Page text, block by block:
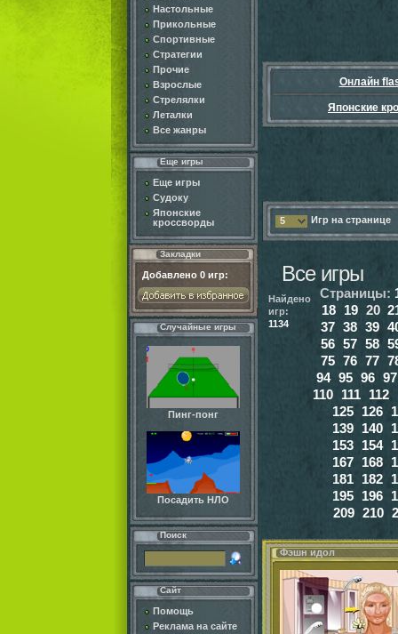
Настольные
Прикольные
Спортивные
Стратегии
Прочие
Взрослые
Стрелялки
Леталки
Все жанры
Еще игры
Еще игры
Судоку
Японские
кроссворды
Закладки
Добавлено 0 игр:
Случайные игры
Пинг-понг
Посадить НЛО
Поиск
Сайт
Помощь
Реклама на сайте
Онлайн
Японские
5 Игр на странице
Все игры
Найдено
игр:
1134
Страницы:
18 19 20
37 38 39
56 57 58
75 76 77
94 95 96 97
110 111 112
125 126
139 140
153 154
167 168
181 182
195 196
209 210
Фэшн идол